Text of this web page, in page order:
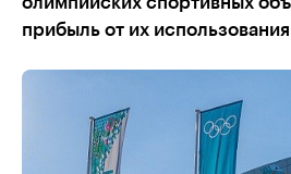
прибыль от их